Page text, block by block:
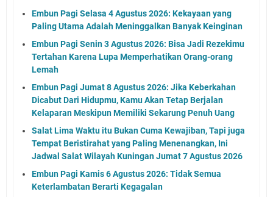
Embun Pagi Selasa 4 Agustus 2026: Kekayaan yang
Paling Utama Adalah Meninggalkan Banyak Keinginan
Embun Pagi Senin 3 Agustus 2026: Bisa Jadi Rezekimu
Tertahan Karena Lupa Memperhatikan Orang-orang
Lemah
Embun Pagi Jumat 8 Agustus 2026: Jika Keberkahan
Dicabut Dari Hidupmu, Kamu Akan Tetap Berjalan
Kelaparan Meskipun Memiliki Sekarung Penuh Uang
Salat Lima Waktu itu Bukan Cuma Kewajiban, Tapi juga
Tempat Beristirahat yang Paling Menenangkan, Ini
Jadwal Salat Wilayah Kuningan Jumat 7 Agustus 2026
Embun Pagi Kamis 6 Agustus 2026: Tidak Semua
Keterlambatan Berarti Kegagalan